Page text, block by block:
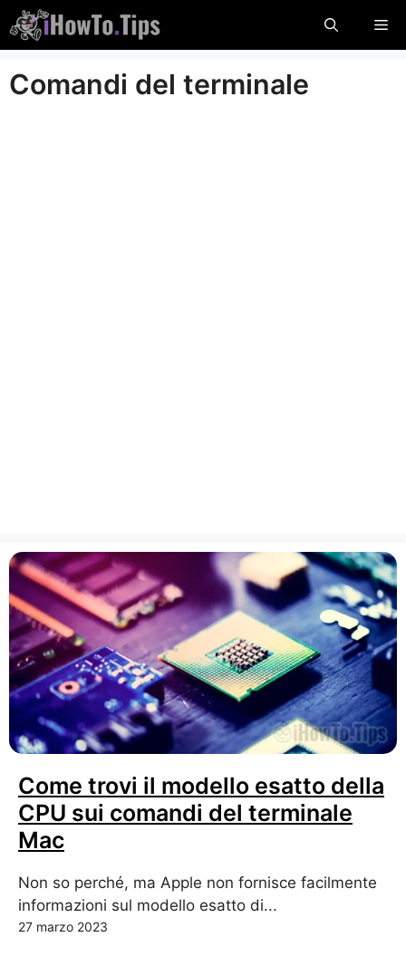
Salta
al
contenuto
Comandi del terminale
Come trovi il modello esatto della
CPU sui comandi del terminale
Mac
Non so perché, ma Apple non fornisce facilmente
informazioni sul modello esatto di...
27 marzo 2023